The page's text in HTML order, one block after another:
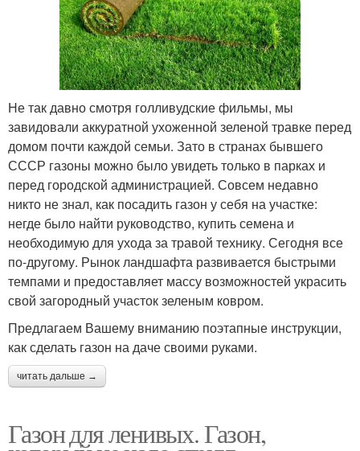
Не так давно смотря голливудские фильмы, мы
завидовали аккуратной ухоженной зеленой травке перед
домом почти каждой семьи. Зато в странах бывшего
СССР газоны можно было увидеть только в парках и
перед городской администрацией. Совсем недавно
никто не знал, как посадить газон у себя на участке:
негде было найти руководство, купить семена и
необходимую для ухода за травой технику. Сегодня все
по-другому. Рынок ландшафта развивается быстрыми
темпами и предоставляет массу возможностей украсить
свой загородный участок зеленым ковром.
Предлагаем Вашему вниманию поэтапные инструкции,
как сделать газон на даче своими руками.
читать дальше →
Газон для ленивых. Газон,